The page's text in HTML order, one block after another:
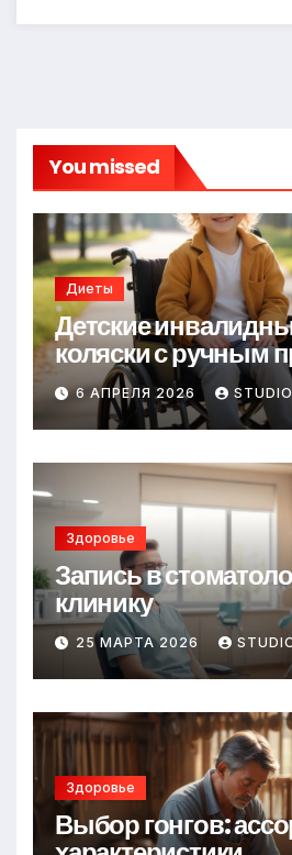
You missed
Диеты
Детские
коляски с ручным
6 АПРЕЛЯ 2026
Здоровье
Запись в
клинику
25 МАРТА 2026
Здоровье
Выбор гонгов: